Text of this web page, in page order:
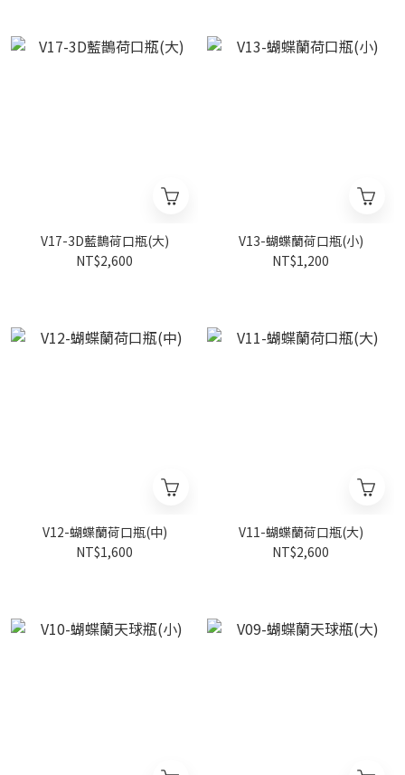
V17-3D藍鵲荷口瓶(大)
NT$2,600
V13-蝴蝶蘭荷口瓶(小)
NT$1,200
V12-蝴蝶蘭荷口瓶(中)
NT$1,600
V11-蝴蝶蘭荷口瓶(大)
NT$2,600